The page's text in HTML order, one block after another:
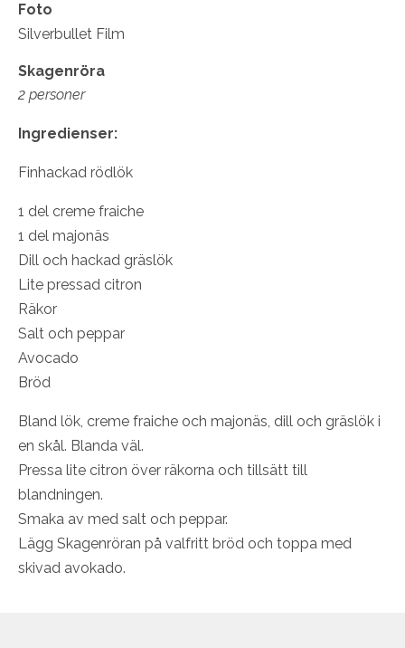
Foto
Silverbullet Film
Skagenröra
2 personer
Ingredienser:
Finhackad rödlök
1 del creme fraiche
1 del majonäs
Dill och hackad gräslök
Lite pressad citron
Räkor
Salt och peppar
Avocado
Bröd
Bland lök, creme fraiche och majonäs, dill och gräslök i
en skål. Blanda väl.
Pressa lite citron över räkorna och tillsätt till
blandningen.
Smaka av med salt och peppar.
Lägg Skagenröran på valfritt bröd och toppa med
skivad avokado.